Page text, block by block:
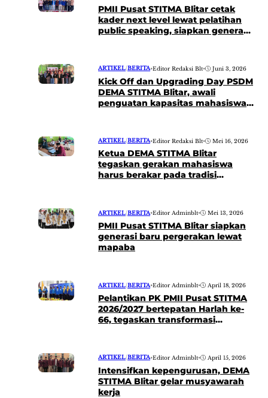
PMII Pusat STITMA Blitar cetak
kader next level lewat pelatihan
public speaking, siapkan generasi
ARTIKEL|BERITA•Editor Redaksi Blt• Juni 3, 2026
Kick Off dan Upgrading Day PSDM
DEMA STITMA Blitar, awali
penguatan kapasitas mahasiswa
ARTIKEL|BERITA•Editor Redaksi Blt• Mei 16, 2026
Ketua DEMA STITMA Blitar
tegaskan gerakan mahasiswa
harus berakar pada tradisi
ARTIKEL|BERITA•Editor Adminblt• Mei 13, 2026
PMII Pusat STITMA Blitar siapkan
generasi baru pergerakan lewat
mapaba
ARTIKEL|BERITA•Editor Adminblt• April 18, 2026
Pelantikan PK PMII Pusat STITMA
2026/2027 bertepatan Harlah ke-
66, tegaskan transformasi
ARTIKEL BERITA•Editor Adminblt• April 15, 2026
Intensifkan kepengurusan, DEMA
STITMA Blitar gelar musyawarah
kerja